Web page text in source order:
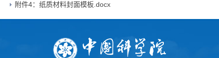
附件4：纸质材料封面模板.docx